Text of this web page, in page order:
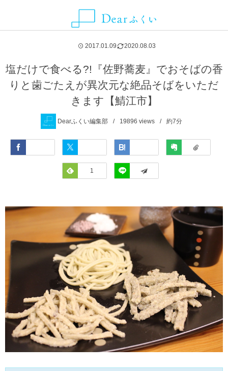
2017.01.09 2020.08.03
塩だけで食べる?!『佐野蕎麦』でおそばの香
りと歯ごたえが異次元な絶品そばをいただ
きます【鯖江市】
Dearふくい編集部 19896 views 約7分
Evernote
Feedly
1 LINE
観光スポット
お土産
体験施設・体験プラン
歴史
生活・地元ネタ
交通情報
福井市
越前町
小浜市
勝山市
坂井市
Dearふくいへの広告掲載について
SmartNews